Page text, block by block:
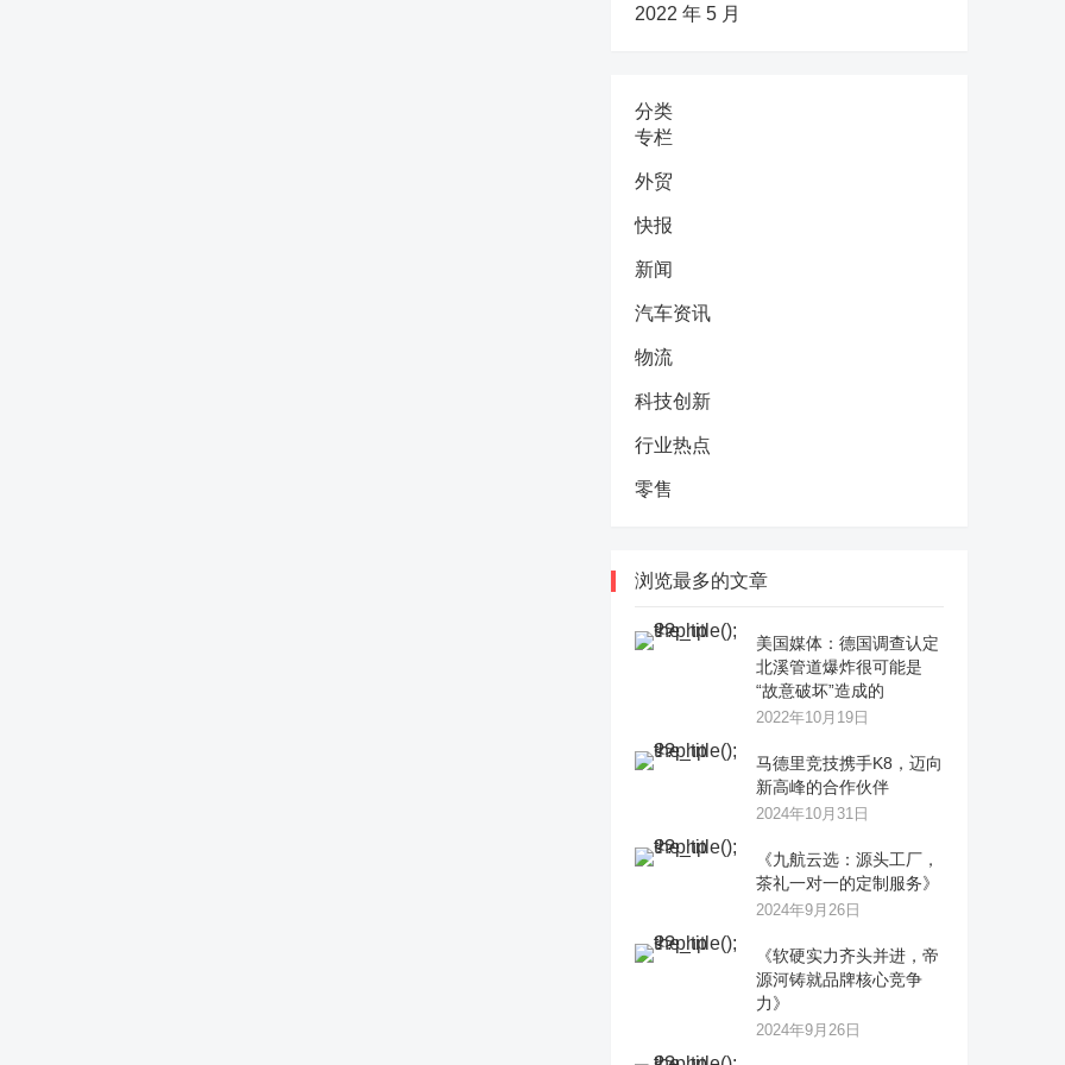
2022 年 5 月
分类
专栏
外贸
快报
新闻
汽车资讯
物流
科技创新
行业热点
零售
浏览最多的文章
美国媒体：德国调查认定
北溪管道爆炸很可能是
“故意破坏”造成的
2022年10月19日
马德里竞技携手K8，迈向
新高峰的合作伙伴
2024年10月31日
《九航云选：源头工厂，
茶礼一对一的定制服务》
2024年9月26日
《软硬实力齐头并进，帝
源河铸就品牌核心竞争
力》
2024年9月26日